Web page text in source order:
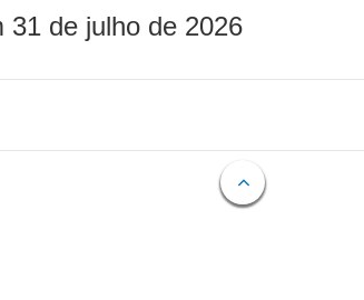
31 de julho de 2026